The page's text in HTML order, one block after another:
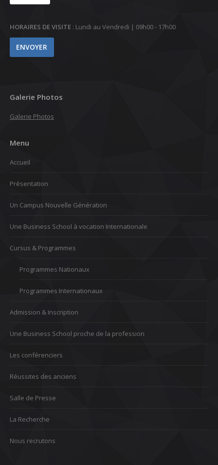
HORAIRES DE VISITE : Lundi au Vendredi | 09h00 - 17h00
Galerie Photos
Galerie Photos
Menu
Accueil
Présentation
Un Campus Nouvelle Génération
Une Business School à vocation Internationale
Cursus & Programmes
Programmes Nationaux
Programmes Internationaux
Admission & Inscription
Une Business School proche de la profession
Les conférenciers
Réussites des anciens
Salle de Presse
La Recherche
Nous recrutons